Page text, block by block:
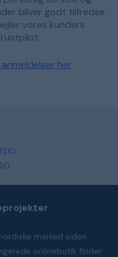
bliver godt tilfredse.
vores kunders
her
marked siden
onlinebutik finder